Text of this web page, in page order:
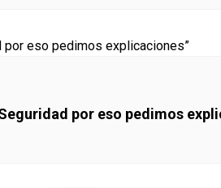
por eso pedimos